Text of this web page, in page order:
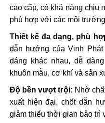
cao cấp, có khả năng chịu
phù hợp với các môi
Thiết kế đa dạng, phù
dẫn hướng của Vinh
dáng khác nhau, dễ
khuôn mẫu, cơ khí và sản
Độ bền vượt trội: Nhờ
xuất hiện đại, chốt dẫn
giảm thiểu thời gian bảo trì